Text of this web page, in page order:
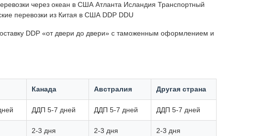
через океан в США Атланта Исландия Транспортный
перевозки из Китая в США DDP DDU
DDP «от двери до двери» с таможенным оформлением и
Канада Австралия Другая страна
ДДП 5-7 дней ДДП 5-7 дней ДДП 5-7 дней
2-3 дня 2-3 дня 2-3 дня